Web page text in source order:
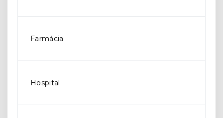
Farmácia
Hospital